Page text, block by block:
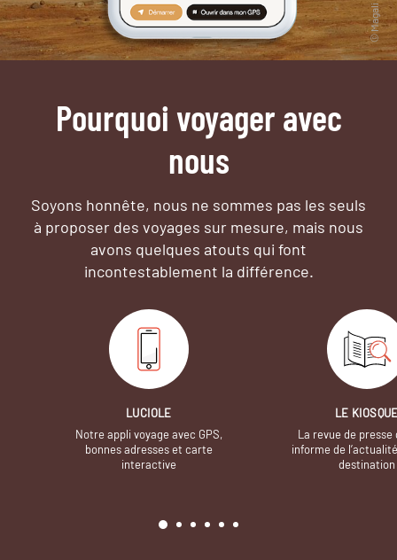
Pourquoi voyager avec
nous
Soyons honnête, nous ne sommes pas les seuls
à proposer des voyages sur mesure, mais nous
avons quelques atouts qui font
incontestablement la différence.
LUCIOLE
Notre appli voyage avec GPS,
bonnes adresses et carte
interactive
LE
La revue de presse
informe de
destination